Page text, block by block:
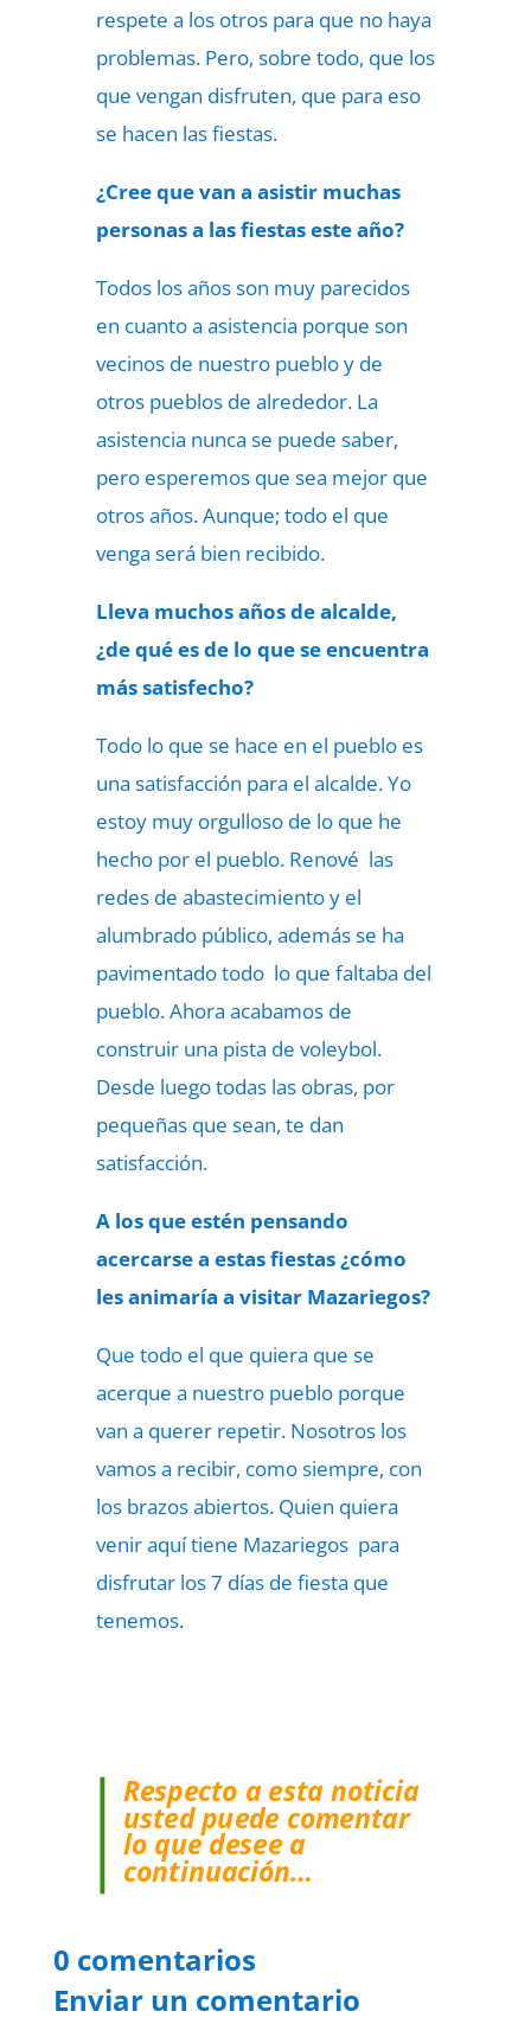
respete a los otros para que no haya
problemas. Pero, sobre todo, que los
que vengan disfruten, que para eso
se hacen las fiestas.
¿Cree que van a asistir muchas
personas a las fiestas este año?
Todos los años son muy parecidos
en cuanto a asistencia porque son
vecinos de nuestro pueblo y de
otros pueblos de alrededor. La
asistencia nunca se puede saber,
pero esperemos que sea mejor que
otros años. Aunque; todo el que
venga será bien recibido.
Lleva muchos años de alcalde,
¿de qué es de lo que se encuentra
más satisfecho?
Todo lo que se hace en el pueblo es
una satisfacción para el alcalde. Yo
estoy muy orgulloso de lo que he
hecho por el pueblo. Renové las
redes de abastecimiento y el
alumbrado público, además se ha
pavimentado todo lo que faltaba del
pueblo. Ahora acabamos de
construir una pista de voleybol.
Desde luego todas las obras, por
pequeñas que sean, te dan
satisfacción.
A los que estén pensando
acercarse a estas fiestas ¿cómo
les animaría a visitar Mazariegos?
Que todo el que quiera que se
acerque a nuestro pueblo porque
van a querer repetir. Nosotros los
vamos a recibir, como siempre, con
los brazos abiertos. Quien quiera
venir aquí tiene Mazariegos para
disfrutar los 7 días de fiesta que
tenemos.
Respecto a esta noticia
usted puede comentar
lo que desee a
continuación…
0 comentarios
Enviar un comentario